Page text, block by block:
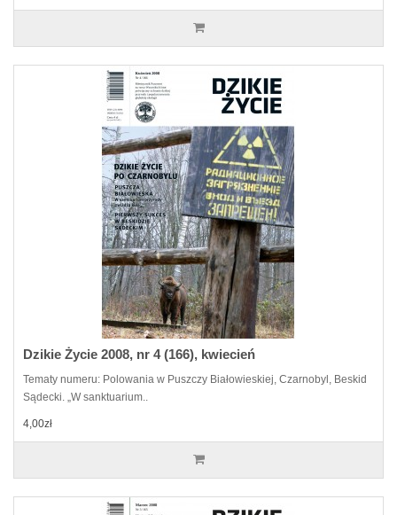
Dzikie Życie 2008, nr 4 (166), kwiecień
Tematy numeru: Polowania w Puszczy Białowieskiej, Czarnobyl, Beskid
Sądecki. „W sanktuarium..
4,00zł